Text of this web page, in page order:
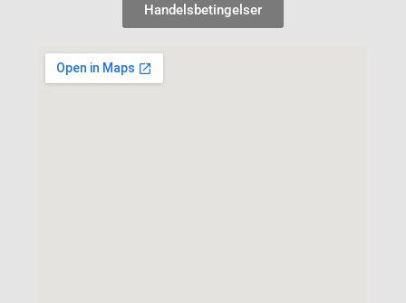
Handelsbetingelser